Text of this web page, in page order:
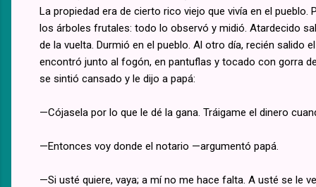
La propiedad era de cierto rico viejo que vivía en el
los árboles frutales: todo lo observó y midió. Atardecido
de la vuelta. Durmió en el pueblo. Al otro día, recién salido
encontró junto al fogón, en pantuflas y tocado con gorra
se sintió cansado y le dijo a papá:
—Cójasela por lo que le dé la gana. Tráigame el dinero
—Entonces voy donde el notario —argumentó papá.
—Si usté quiere, vaya; a mí no me hace falta. A usté se le